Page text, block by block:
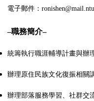
電子郵件：
–職務簡介–
統籌執行職涯輔導計畫與辦
辦理原住民族文化復振相關
辦理部落服務學習、社群交